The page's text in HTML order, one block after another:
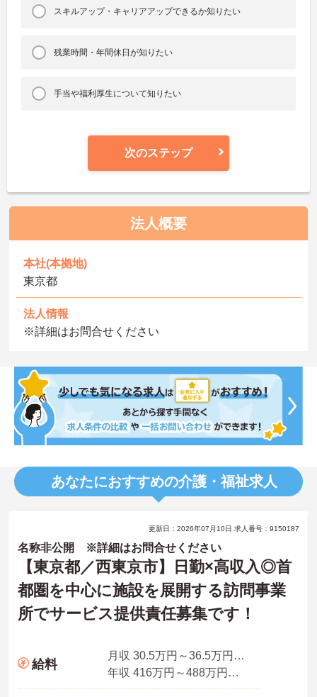
スキルアップ・キャリアアップできるか知りたい
残業時間・年間休日が知りたい
手当や福利厚生について知りたい
次のステップ
法人概要
本社(本拠地)
東京都
法人情報
※詳細はお問合せください
あなたにおすすめの介護・福祉求人
更新日：2026年07月10日 求人番号：9150187
名称非公開 ※詳細はお問合せください
【東京都／西東京市】日勤×高収入◎首
都圏を中心に施設を展開する訪問事業
所でサービス提供責任募集です！
給料
月収 30.5万円～36.5万円程度 ※諸手当込み
年収 416万円～488万円程度※諸手当込み※想定年収